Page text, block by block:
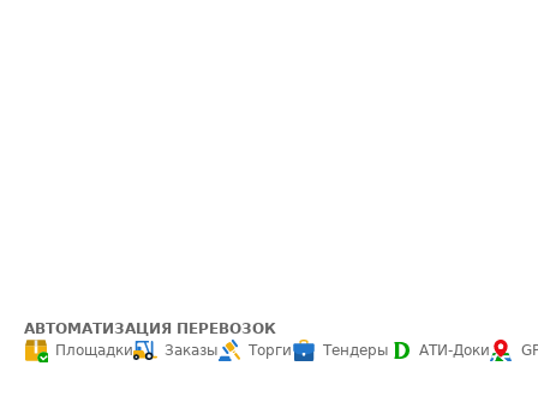
АВТОМАТИЗАЦИЯ ПЕРЕВОЗОК
Площадки
Заказы Торги Тендеры АТИ-Доки